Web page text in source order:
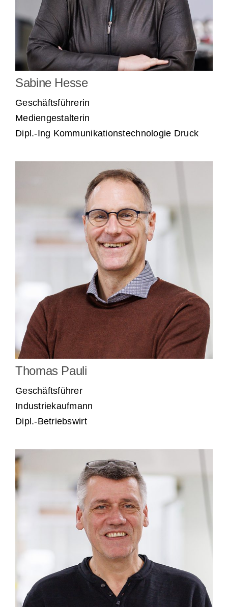
Sabine Hesse
Geschäftsführerin
Mediengestalterin
Dipl.-Ing Kommunikationstechnologie Druck
Thomas Pauli
Geschäftsführer
Industriekaufmann
Dipl.-Betriebswirt